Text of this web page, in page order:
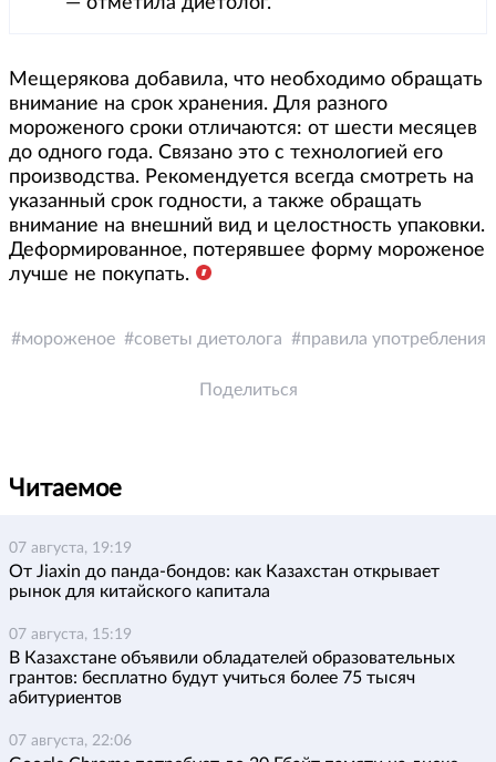
Мещерякова добавила, что необходимо обращать
внимание на срок хранения. Для разного
мороженого сроки отличаются: от шести месяцев
до одного года. Связано это с технологией его
производства. Рекомендуется всегда смотреть на
указанный срок годности, а также обращать
внимание на внешний вид и целостность упаковки.
Деформированное, потерявшее форму мороженое
лучше не покупать.
мороженое советы диетолога правила употребления
Поделиться
Читаемое
07 августа, 19:19
От Jiaxin до панда-бондов: как Казахстан открывает
рынок для китайского капитала
07 августа, 15:19
В Казахстане объявили обладателей образовательных
грантов: бесплатно будут учиться более 75 тысяч
абитуриентов
07 августа, 22:06